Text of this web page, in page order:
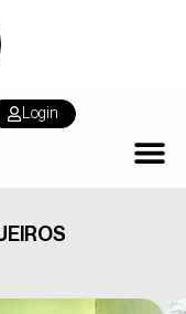
Login